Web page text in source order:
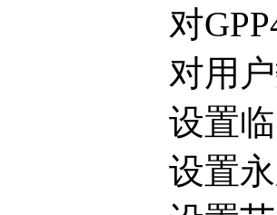
对GPP4
对用户数
设置临时
设置永久